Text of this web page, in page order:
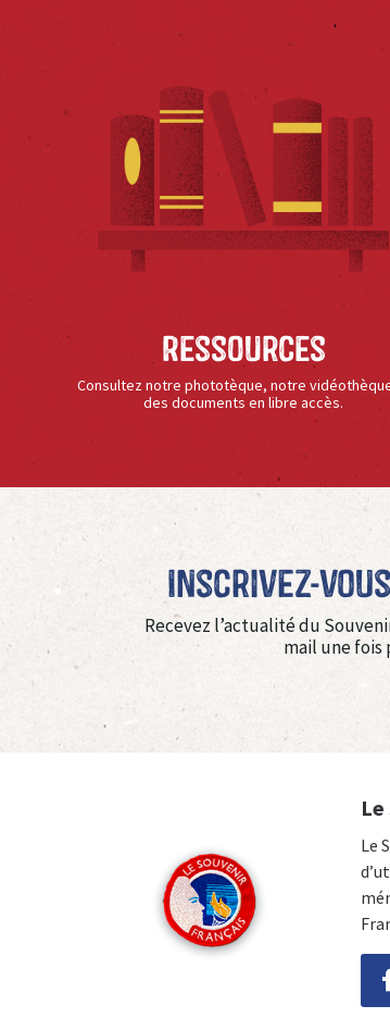
Ressources
Consultez notre phototèque, notre
des documents en libre accès.
Inscrivez-
Recevez l’actualité du
mail une fois
Le